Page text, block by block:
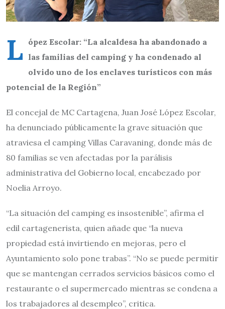
L ópez Escolar: “La alcaldesa ha abandonado a
las familias del camping y ha condenado al
olvido uno de los enclaves turísticos con más
potencial de la Región”
El concejal de MC Cartagena, Juan José López Escolar,
ha denunciado públicamente la grave situación que
atraviesa el camping Villas Caravaning, donde más de
80 familias se ven afectadas por la parálisis
administrativa del Gobierno local, encabezado por
Noelia Arroyo.
“La situación del camping es insostenible”, afirma el
edil cartagenerista, quien añade que “la nueva
propiedad está invirtiendo en mejoras, pero el
Ayuntamiento solo pone trabas”. “No se puede permitir
que se mantengan cerrados servicios básicos como el
restaurante o el supermercado mientras se condena a
los trabajadores al desempleo”, critica.